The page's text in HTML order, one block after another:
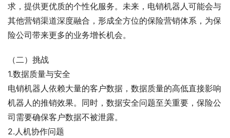
求，提供更优质的个性化服务。未来，电销机器人可能会与
其他营销渠道深度融合，形成全方位的保险营销体系，为保
险公司带来更多的业务增长机会。
（二）挑战
1.数据质量与安全
电销机器人依赖大量的客户数据，数据质量的高低直接影响
机器人的推销效果。同时，数据安全问题至关重要，保险公
司需要确保客户数据不被泄露。
2.人机协作问题